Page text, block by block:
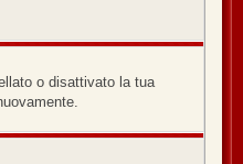
o disattivato la tua